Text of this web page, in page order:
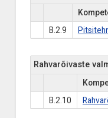
B.2.9
Rahvarõivaste
B.2.10